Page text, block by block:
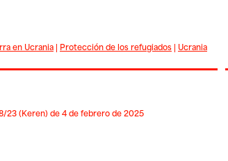
en Ucrania| Protección de los refugiados| Ucrania
23 (Keren) de 4 de febrero de 2025